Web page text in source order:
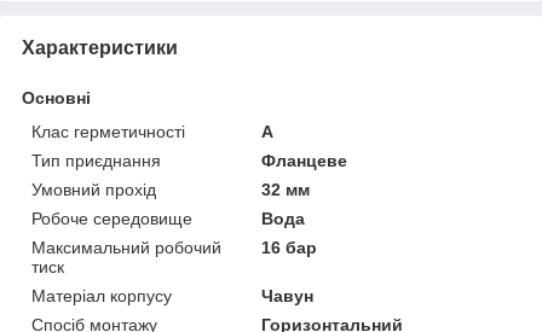
Характеристики
Основні
Клас герметичності
А
Тип приєднання
Фланцеве
Умовний прохід
32 мм
Робоче середовище
Вода
Максимальний робочий
тиск
16 бар
Матеріал корпусу
Чавун
Спосіб монтажу
Горизонтальний